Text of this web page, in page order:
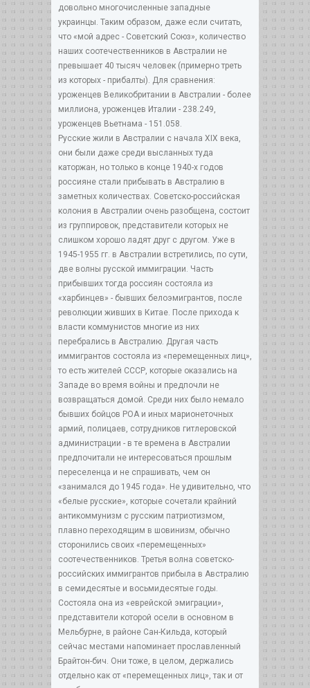
довольно многочисленные западные
украинцы. Таким образом, даже если считать,
что «мой адрес - Советский Союз», количество
наших соотечественников в Австралии не
превышает 40 тысяч человек (примерно треть
из которых - прибалты). Для сравнения:
уроженцев Великобритании в Австралии - более
миллиона, уроженцев Италии - 238.249,
уроженцев Вьетнама - 151.058.
Русские жили в Австралии с начала XIX века,
они были даже среди высланных туда
каторжан, но только в конце 1940-х годов
россияне стали прибывать в Австралию в
заметных количествах. Советско-российская
колония в Австралии очень разобщена, состоит
из группировок, представители которых не
слишком хорошо ладят друг с другом. Уже в
1945-1955 гг. в Австралии встретились, по сути,
две волны русской иммиграции. Часть
прибывших тогда россиян состояла из
«харбинцев» - бывших белоэмигрантов, после
революции живших в Китае. После прихода к
власти коммунистов многие из них
перебрались в Австралию. Другая часть
иммигрантов состояла из «перемещенных лиц»,
то есть жителей СССР, которые оказались на
Западе во время войны и предпочли не
возвращаться домой. Среди них было немало
бывших бойцов РОА и иных марионеточных
армий, полицаев, сотрудников гитлеровской
администрации - в те времена в Австралии
предпочитали не интересоваться прошлым
переселенца и не спрашивать, чем он
«занимался до 1945 года». Не удивительно, что
«белые русские», которые сочетали крайний
антикоммунизм с русским патриотизмом,
плавно переходящим в шовинизм, обычно
сторонились своих «перемещенных»
соотечественников. Третья волна советско-
российских иммигрантов прибыла в Австралию
в семидесятые и восьмидесятые годы.
Состояла она из «еврейской эмиграции»,
представители которой осели в основном в
Мельбурне, в районе Сан-Кильда, который
сейчас местами напоминает прославленный
Брайтон-бич. Они тоже, в целом, держались
отдельно как от «перемещенных лиц», так и от